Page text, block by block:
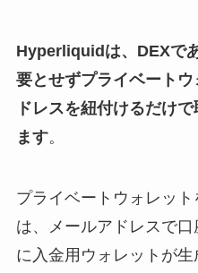
Hyperliquidは、DEXで
要とせずプライベート
ドレスを紐付けるだけ
ます。
プライベートウォレッ
は、メールアドレスで
に入金用ウォレットが